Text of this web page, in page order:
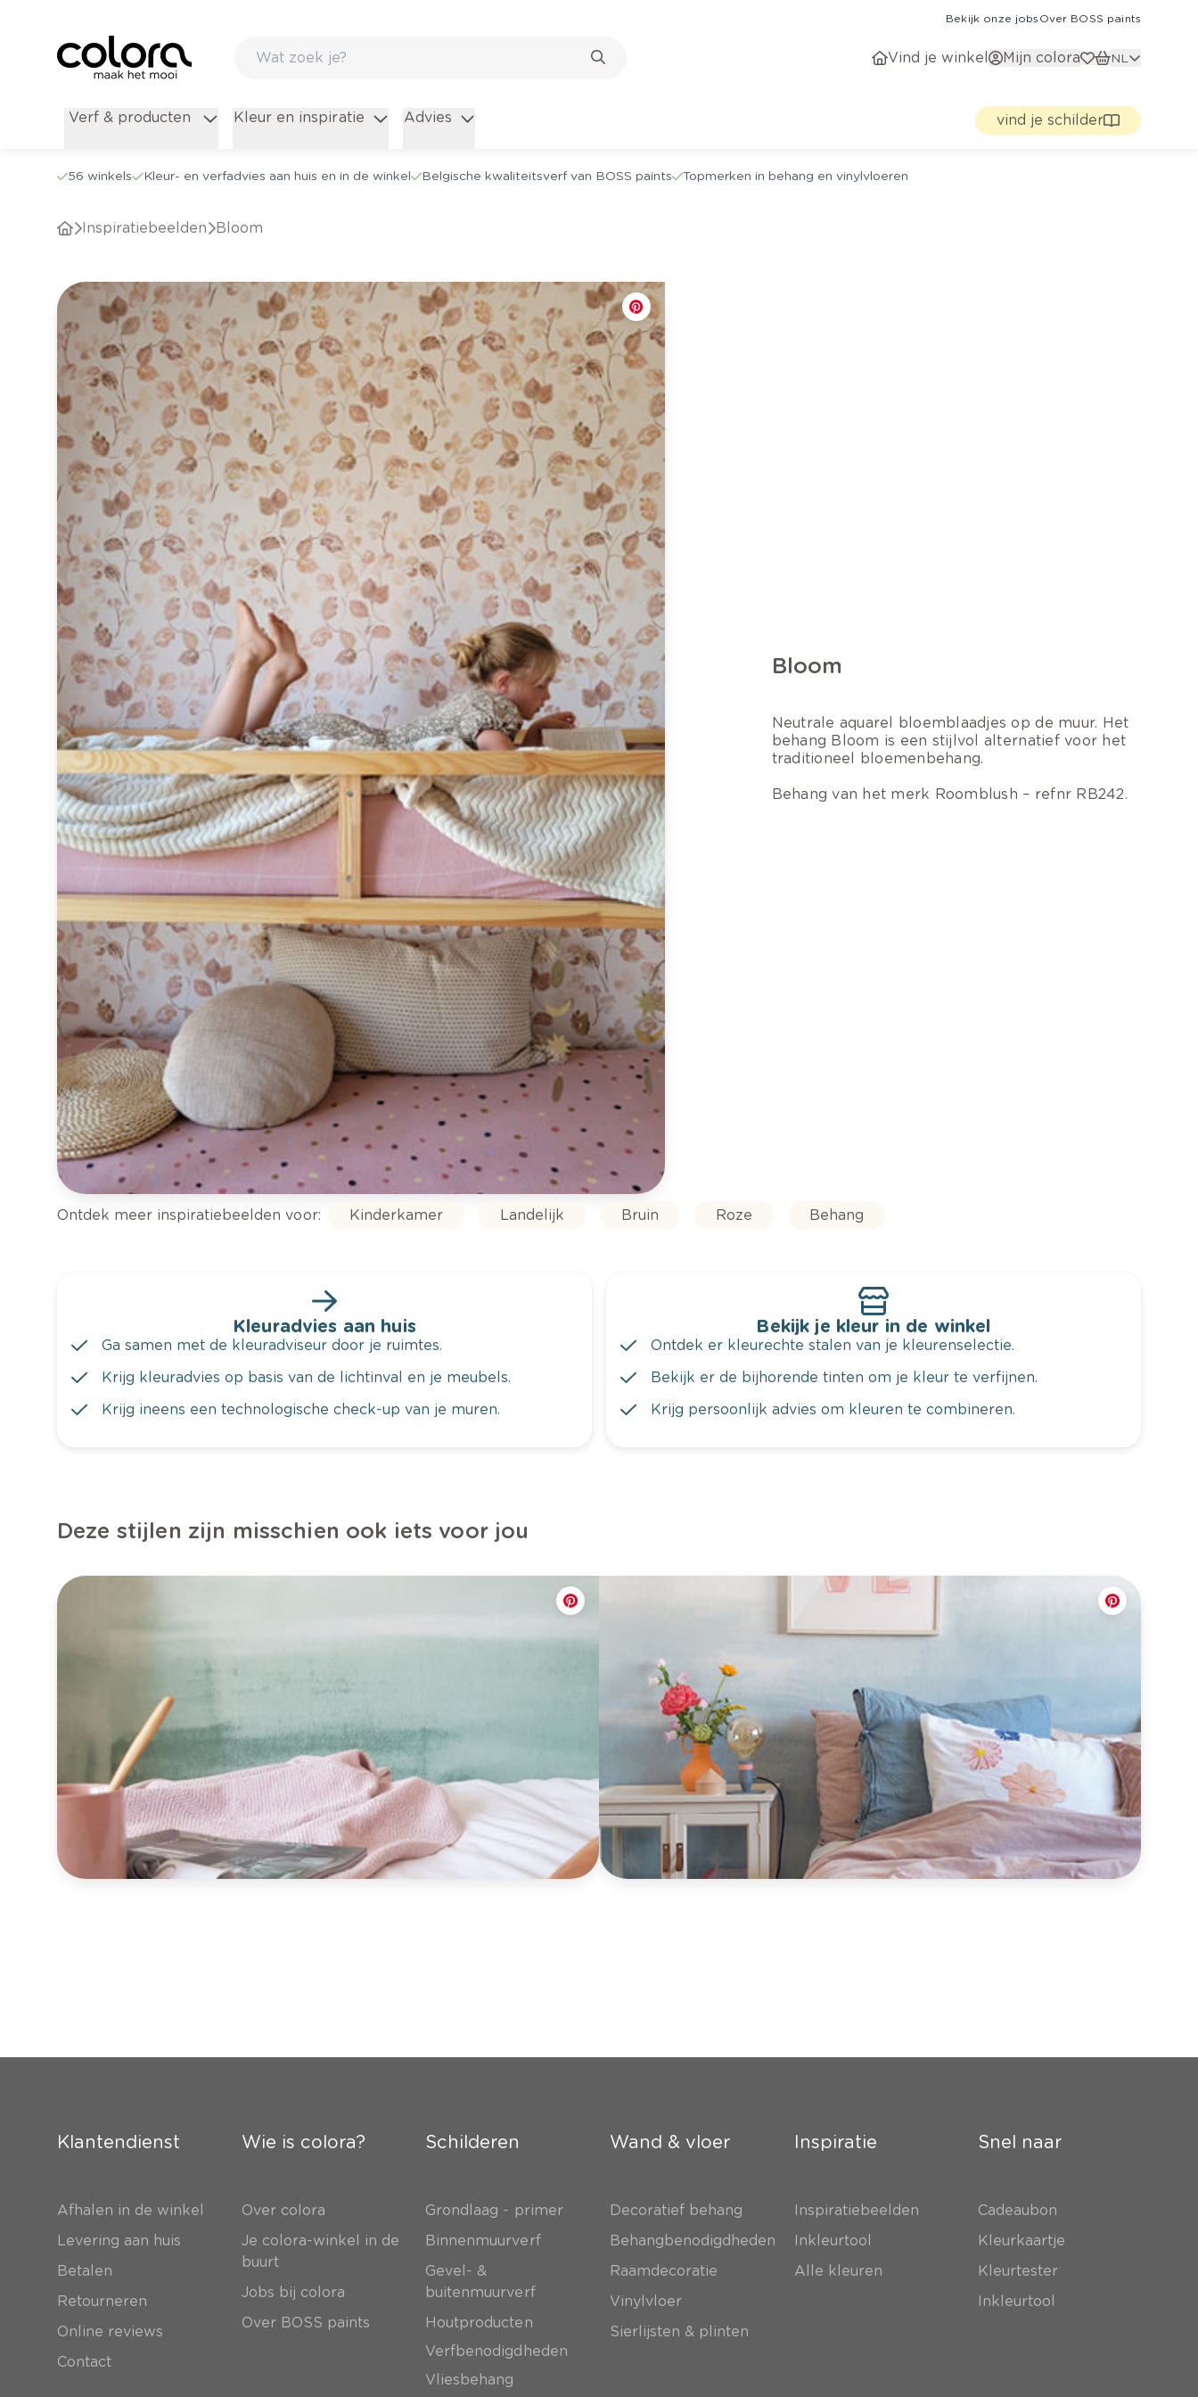
Bekijk onze jobs Over BOSS paints
Vind je winkel Mijn colora NL
Verf & producten Kleur en inspiratie Advies vind je schilder
56 winkels Kleur- en verfadvies aan huis en in de winkel Belgische kwaliteitsverf van BOSS paints Topmerken in behang en vinylvloeren
Inspiratiebeelden Bloom
Bloom
Neutrale aquarel bloemblaadjes op de muur. Het
behang Bloom is een stijlvol alternatief voor het
traditioneel bloemenbehang.
Behang van het merk Roomblush – refnr RB242.
Ontdek meer inspiratiebeelden voor: Kinderkamer Landelijk Bruin Roze Behang
Kleuradvies aan huis
Ga samen met de kleuradviseur door je ruimtes.
Krijg kleuradvies op basis van de lichtinval en je meubels.
Krijg ineens een technologische check-up van je muren.
Bekijk je kleur in de winkel
Ontdek er kleurechte stalen van je kleurenselectie.
Bekijk er de bijhorende tinten om je kleur te verfijnen.
Krijg persoonlijk advies om kleuren te combineren.
Deze stijlen zijn misschien ook iets voor jou
Klantendienst
Afhalen in de winkel
Levering aan huis
Betalen
Retourneren
Online reviews
Contact
Wie is colora?
Over colora
Je colora-winkel in de
buurt
Jobs bij colora
Over BOSS paints
Schilderen
Grondlaag - primer
Binnenmuurverf
Gevel- &
buitenmuurverf
Houtproducten
Verfbenodigdheden
Vliesbehang
Wand & vloer
Decoratief behang
Behangbenodigdheden
Raamdecoratie
Vinylvloer
Sierlijsten & plinten
Inspiratie
Inspiratiebeelden
Inkleurtool
Alle kleuren
Snel naar
Cadeaubon
Kleurkaartje
Kleurtester
Inkleurtool